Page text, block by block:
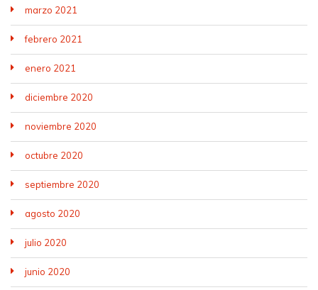
marzo 2021
febrero 2021
enero 2021
diciembre 2020
noviembre 2020
octubre 2020
septiembre 2020
agosto 2020
julio 2020
junio 2020